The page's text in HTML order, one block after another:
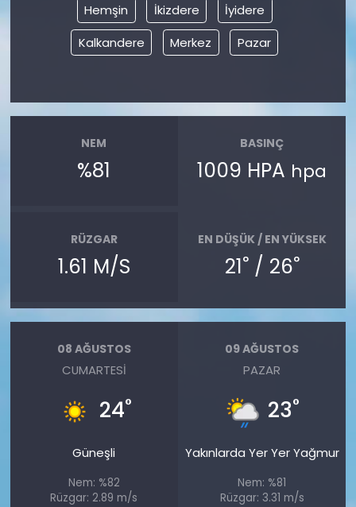
Hemşin
İkizdere
İyidere
Kalkandere
Merkez Pazar
NEM
%81
BASINÇ
1009 HPA hpa
RÜZGAR
1.61 M/S
EN DÜŞÜK / EN YÜKSEK
21°/ 26°
08 AĞUSTOS
CUMARTESI
24°
Güneşli
Nem: %82
Rüzgar: 2.89 m/s
09 AĞUSTOS
PAZAR
23°
Yakınlarda Yer Yer Yağmur
Nem: %81
Rüzgar: 3.31 m/s